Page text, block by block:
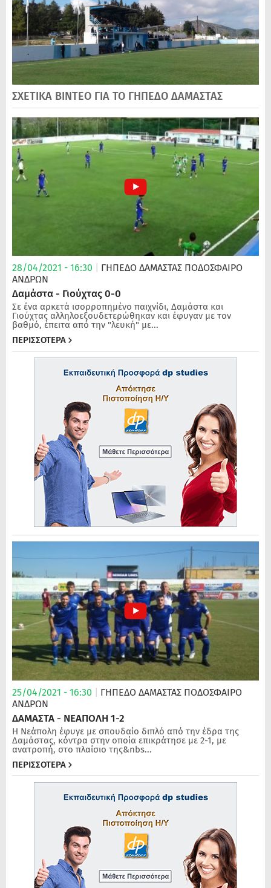
ΣΧΕΤΙΚΑ ΒΙΝΤΕΟ ΓΙΑ ΤΟ ΓΗΠΕΔΟ ΔΑΜΑΣΤΑΣ
28/04/2021 - 16:30 ΓΗΠΕΔΟ ΔΑΜΑΣΤΑΣ ΠΟΔΌΣΦΑΙΡΟ
ΑΝΔΡΏΝ
Δαμάστα - Γιούχτας 0-0
Σε ένα αρκετά ισορροπημένο παιχνίδι, Δαμάστα και
Γιούχτας αλληλοεξουδετερώθηκαν και έφυγαν με τον
βαθμό, έπειτα από την "λευκή" με...
ΠΕΡΙΣΣΟΤΕΡΑ
25/04/2021 - 16:30 ΓΗΠΕΔΟ ΔΑΜΑΣΤΑΣ ΠΟΔΌΣΦΑΙΡΟ
ΑΝΔΡΏΝ
ΔΑΜΑΣΤΑ - ΝΕΑΠΟΛΗ 1-2
Η Νεάπολη έφυγε με σπουδαίο διπλό από την έδρα της
Δαμάστας, κόντρα στην οποία επικράτησε με 2-1, με
ανατροπή, στο πλαίσιο της&nbs...
ΠΕΡΙΣΣΟΤΕΡΑ